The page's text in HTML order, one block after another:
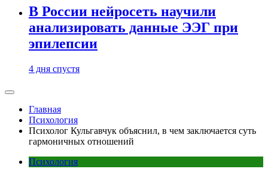
В России нейросеть научили
анализировать данные ЭЭГ при
эпилепсии
4 дня спустя
Главная
Психология
Психолог Кульгавчук объяснил, в чем заключается суть
гармоничных отношений
Психология